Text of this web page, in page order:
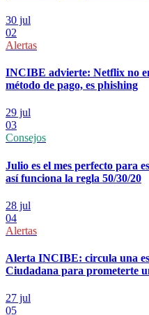
30 jul
02
Alertas
INCIBE advierte: Netflix no
método de pago, es phishing
29 jul
03
Consejos
Julio es el mes perfecto para
así funciona la regla 50/30/20
28 jul
04
Alertas
Alerta INCIBE: circula una
Ciudadana para prometerte
27 jul
05